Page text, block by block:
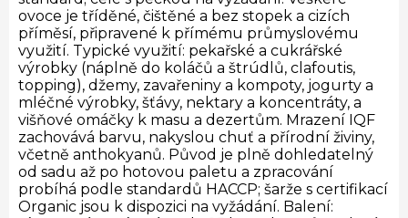
ovoce je tříděné, čištěné a bez stopek a cizích
příměsí, připravené k přímému průmyslovému
využití. Typické využití: pekařské a cukrářské
výrobky (náplně do koláčů a štrúdlů, clafoutis,
topping), džemy, zavařeniny a kompoty, jogurty a
mléčné výrobky, šťávy, nektary a koncentráty, a
višňové omáčky k masu a dezertům. Mrazení IQF
zachovává barvu, nakyslou chuť a přírodní živiny,
včetně anthokyanů. Původ je plně dohledatelný
od sadu až po hotovou paletu a zpracování
probíhá podle standardů HACCP; šarže s certifikací
Organic jsou k dispozici na vyžádání. Balení: